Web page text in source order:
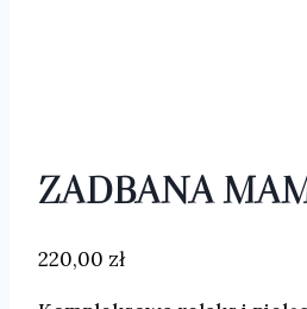
ZADBANA
220,00 zł